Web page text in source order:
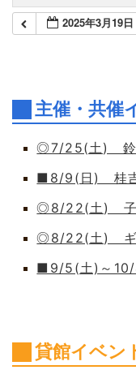
2025年3月19日
主催・共催
◎7/25(土) 鈴
■8/9(日) 桂吉
◎8/22(土) 子
◎8/22(土) ギ
■9/5(土)～10/
貸館イベン